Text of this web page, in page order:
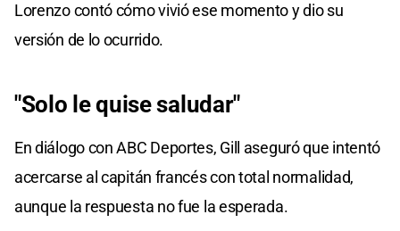
Lorenzo contó cómo vivió ese momento y dio su
versión de lo ocurrido.
"Solo le quise saludar"
En diálogo con ABC Deportes, Gill aseguró que intentó
acercarse al capitán francés con total normalidad,
aunque la respuesta no fue la esperada.